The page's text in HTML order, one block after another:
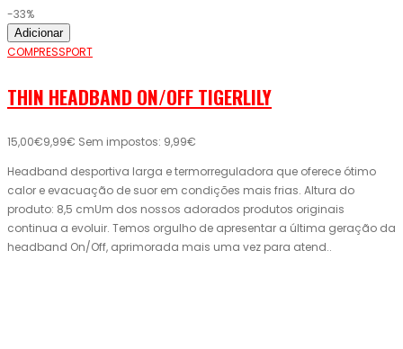
-33%
Adicionar
COMPRESSPORT
THIN HEADBAND ON/OFF TIGERLILY
15,00€9,99€ Sem impostos: 9,99€
Headband desportiva larga e termorreguladora que oferece ótimo
calor e evacuação de suor em condições mais frias. Altura do
produto: 8,5 cmUm dos nossos adorados produtos originais
continua a evoluir. Temos orgulho de apresentar a última geração da
headband On/Off, aprimorada mais uma vez para atend..